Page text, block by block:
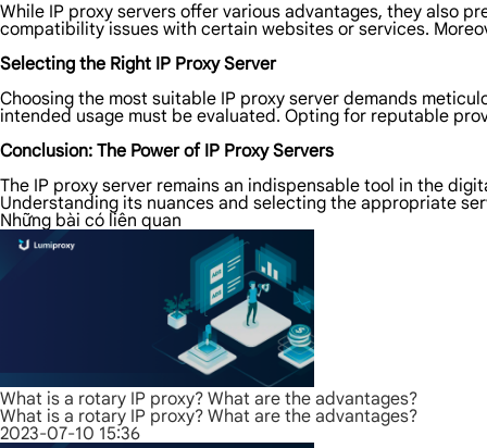
While IP proxy servers offer various advantages, they also
compatibility issues with certain websites or services.
Selecting the Right IP Proxy Server
Choosing the most suitable IP proxy server demands
intended usage must be evaluated. Opting for reputable
Conclusion: The Power of IP Proxy Servers
The IP proxy server remains an indispensable tool in the
Understanding its nuances and selecting the appropriate
Những bài có liên quan
What is a rotary IP proxy? What are the advantages?
What is a rotary IP proxy? What are the advantages?
2023-07-10 15:36